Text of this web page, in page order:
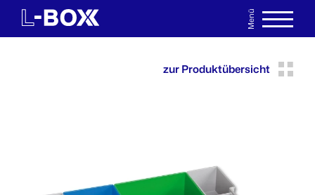
Menü
MERKLISTE
zur Produktübersicht